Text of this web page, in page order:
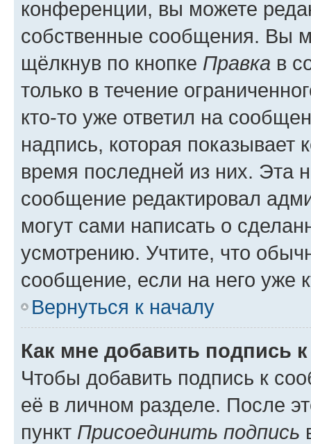
конференции, вы можете
собственные сообщения. Вы
щёлкнув по кнопке Правка в
только в течение
кто-то уже ответил на
надпись, которая показывает
время последней из них. Эта
сообщение редактировал
могут сами написать о
усмотрению. Учтите, что
сообщение, если на него уже
Вернуться к началу
Как мне добавить подпись
Чтобы добавить подпись к
её в личном разделе. После
пункт Присоединить подпись